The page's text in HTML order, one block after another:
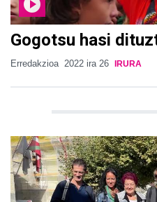
Gogotsu hasi
Erredakzioa 2022 ira 26 IRURA